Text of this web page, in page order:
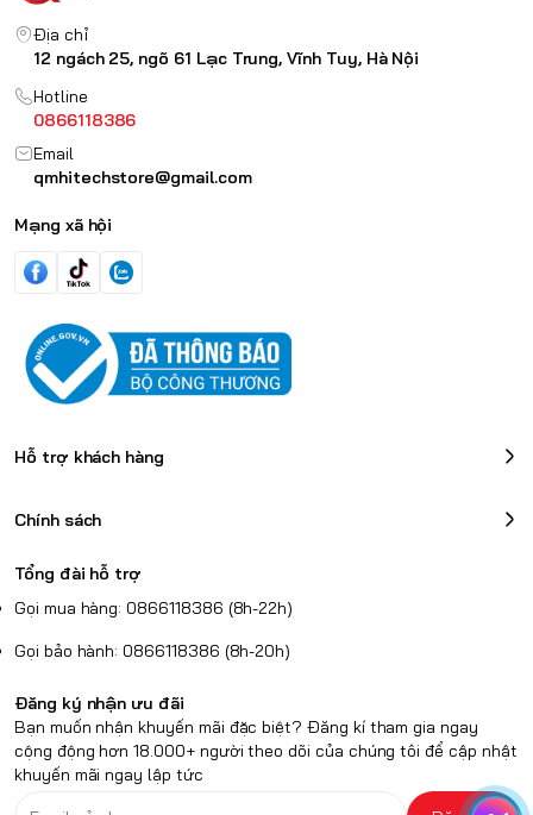
Địa chỉ
12 ngách 25, ngõ 61 Lạc Trung, Vĩnh Tuy, Hà Nội
Hotline
0866118386
Email
qmhitechstore@gmail.com
Mạng xã hội
Hỗ trợ khách hàng
Chính sách
Tổng đài hỗ trợ
Gọi mua hàng: 0866118386 (8h-22h)
Gọi bảo hành: 0866118386 (8h-20h)
Đăng ký nhận ưu đãi
Bạn muốn nhận khuyến mãi đặc biệt? Đăng kí tham gia ngay
cộng động hơn 18.000+ người theo dõi của chúng tôi để cập nhật
khuyến mãi ngay lập tức